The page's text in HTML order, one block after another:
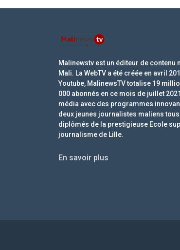
Malinewstv est un éditeur de contenu
Mali. La WebTV a été créée en avril
Youtube, MalinewsTV totalise 19
000 abonnés en ce mois de juillet
média avec des programmes
deux jeunes journalistes maliens
diplômés de la prestigieuse Ecole
journalisme de Lille.
En savoir plus